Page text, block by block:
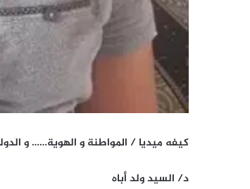
كيفه ميديا / المواطنة و الهوية…… و
د/ السيد ولد أباه